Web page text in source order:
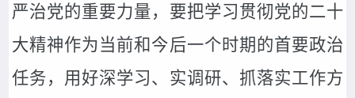
严治党的重要力量，要把学习贯彻党的二十
大精神作为当前和今后一个时期的首要政治
任务，用好深学习、实调研、抓落实工作方